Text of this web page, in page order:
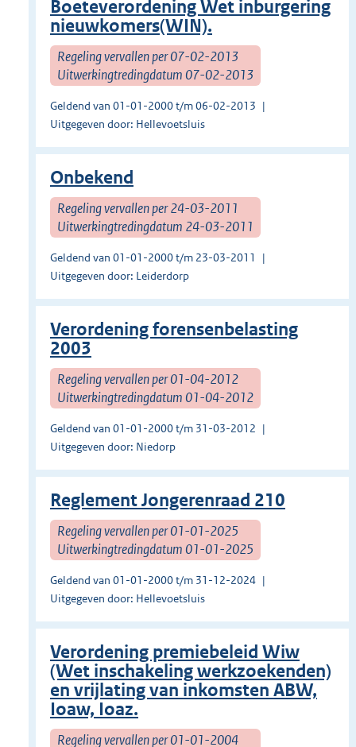
Boeteverordening Wet inburgering
nieuwkomers(WIN).
Regeling vervallen per 07-02-2013
Uitwerkingtredingdatum 07-02-2013
Geldend van 01-01-2000 t/m 06-02-2013
Uitgegeven door: Hellevoetsluis
Onbekend
Regeling vervallen per 24-03-2011
Uitwerkingtredingdatum 24-03-2011
Geldend van 01-01-2000 t/m 23-03-2011
Uitgegeven door: Leiderdorp
Verordening forensenbelasting
2003
Regeling vervallen per 01-04-2012
Uitwerkingtredingdatum 01-04-2012
Geldend van 01-01-2000 t/m 31-03-2012
Uitgegeven door: Niedorp
Reglement Jongerenraad 210
Regeling vervallen per 01-01-2025
Uitwerkingtredingdatum 01-01-2025
Geldend van 01-01-2000 t/m 31-12-2024
Uitgegeven door: Hellevoetsluis
Verordening premiebeleid Wiw
(Wet inschakeling werkzoekenden)
en vrijlating van inkomsten ABW,
Ioaw, Ioaz.
Regeling vervallen per 01-01-2004